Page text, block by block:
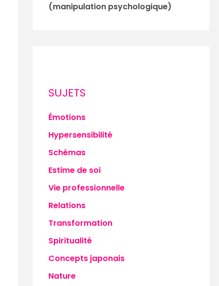
(manipulation psychologique)
SUJETS
Émotions
Hypersensibilité
Schémas
Estime de soi
Vie professionnelle
Relations
Transformation
Spiritualité
Concepts japonais
Nature